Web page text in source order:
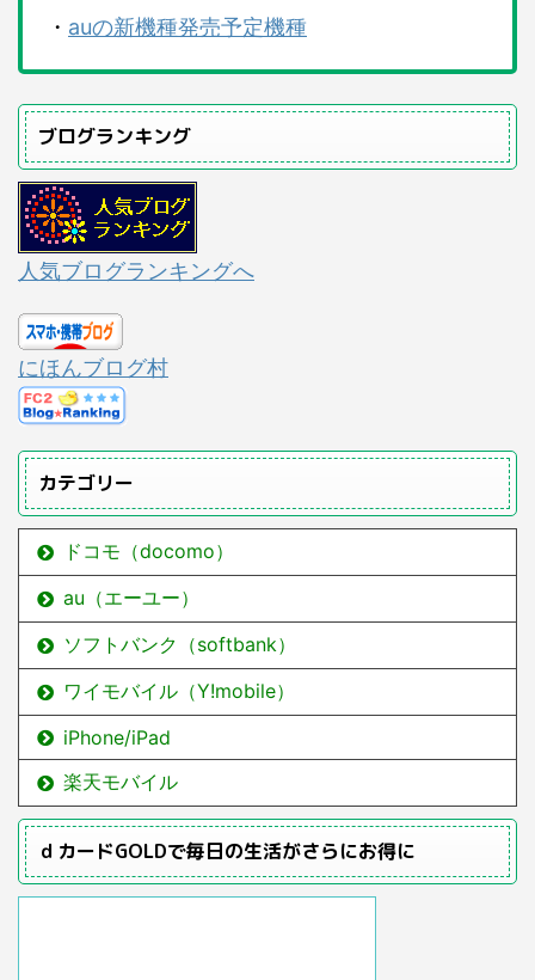
・ auの新機種発売予定機種
ブログランキング
人気ブログランキングへ
にほんブログ村
カテゴリー
ドコモ（docomo）
au（エーユー）
ソフトバンク（softbank）
ワイモバイル（Y!mobile）
iPhone/iPad
楽天モバイル
ｄカードGOLDで毎日の生活がさらにお得に